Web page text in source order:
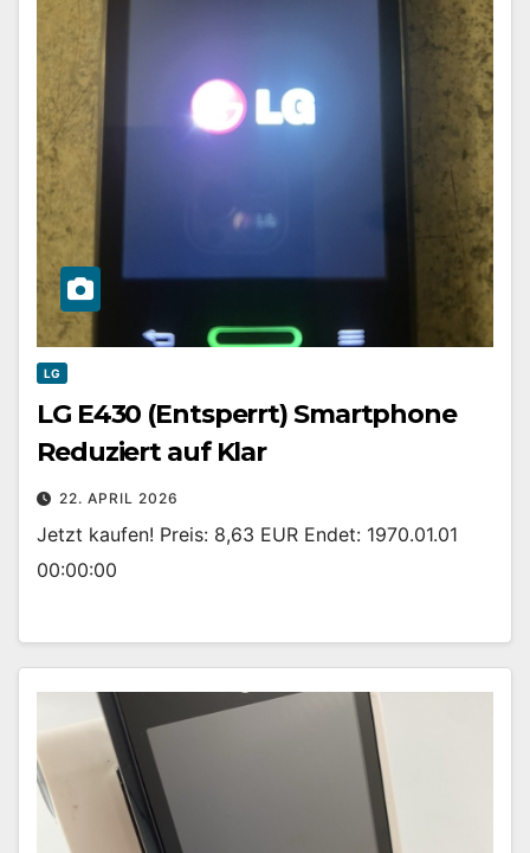
LG
LG E430 (Entsperrt) Smartphone
Reduziert auf Klar
22. APRIL 2026
Jetzt kaufen! Preis: 8,63 EUR Endet: 1970.01.01
00:00:00